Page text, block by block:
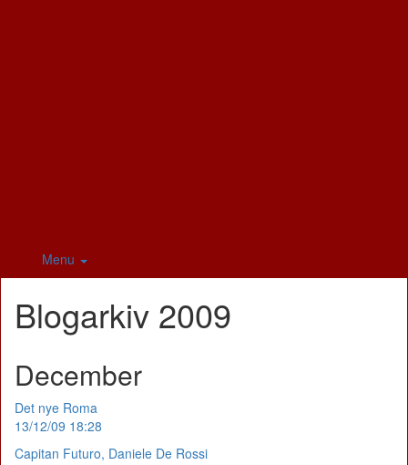
Menu
Blogarkiv 2009
December
Det nye Roma
13/12/09 18:28
Capitan Futuro, Daniele De Rossi